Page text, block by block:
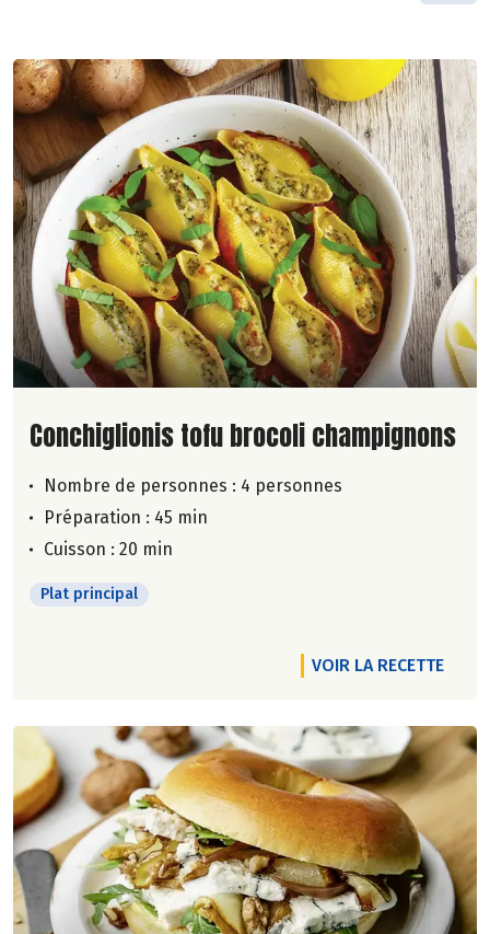
Lire la suite de la recette
Conchiglionis tofu brocoli champignons
Nombre de personnes : 4 personnes
Préparation : 45 min
Cuisson : 20 min
Plat principal
VOIR LA RECETTE